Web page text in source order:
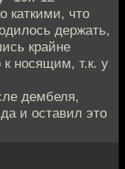
каткими, что
держать,
крайне
к носящим, т.к. у
дембеля,
и оставил это